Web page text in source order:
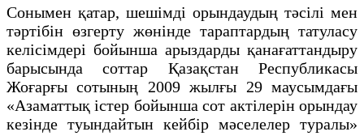
Сонымен қатар, шешімді орындаудың тәсілі мен
тәртібін өзгерту жөнінде тараптардың татуласу
келісімдері бойынша арыздарды қанағаттандыру
барысында соттар Қазақстан Республикасы
Жоғарғы сотының 2009 жылғы 29 маусымдағы
«Азаматтық істер бойынша сот актілерін орындау
кезінде туындайтын кейбір мәселелер туралы»